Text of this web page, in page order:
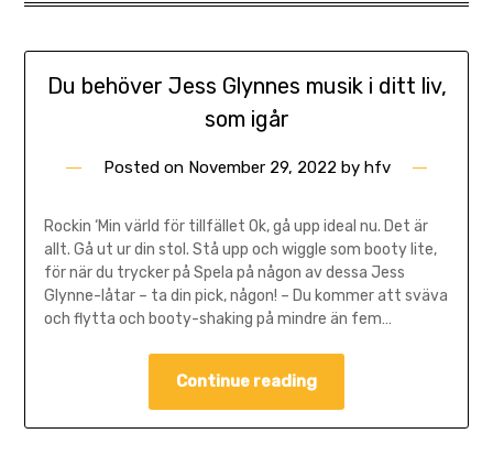
Du behöver Jess Glynnes musik i ditt liv,
som igår
Posted on November 29, 2022 by hfv
Rockin ‘Min värld för tillfället Ok, gå upp ideal nu. Det är
allt. Gå ut ur din stol. Stå upp och wiggle som booty lite,
för när du trycker på Spela på någon av dessa Jess
Glynne-låtar – ta din pick, någon! – Du kommer att sväva
och flytta och booty-shaking på mindre än fem…
Continue reading